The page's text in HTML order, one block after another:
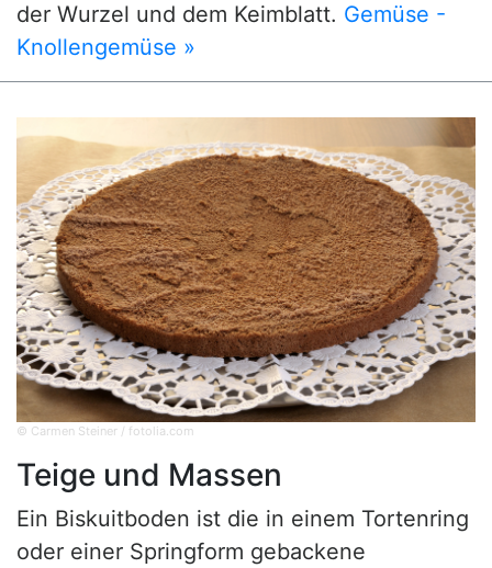
der Wurzel und dem Keimblatt. Gemüse -
Knollengemüse »
© Carmen Steiner / fotolia.com
Teige und Massen
Ein Biskuitboden ist die in einem Tortenring
oder einer Springform gebackene